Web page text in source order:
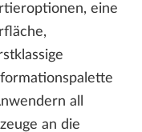
eine
all
an die